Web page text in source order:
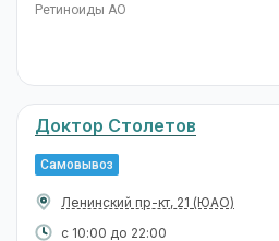
Ретиноиды АО
Доктор Столетов
Самовывоз
Ленинский пр-кт, 21 (ЮАО)
с 10:00 до 22:00